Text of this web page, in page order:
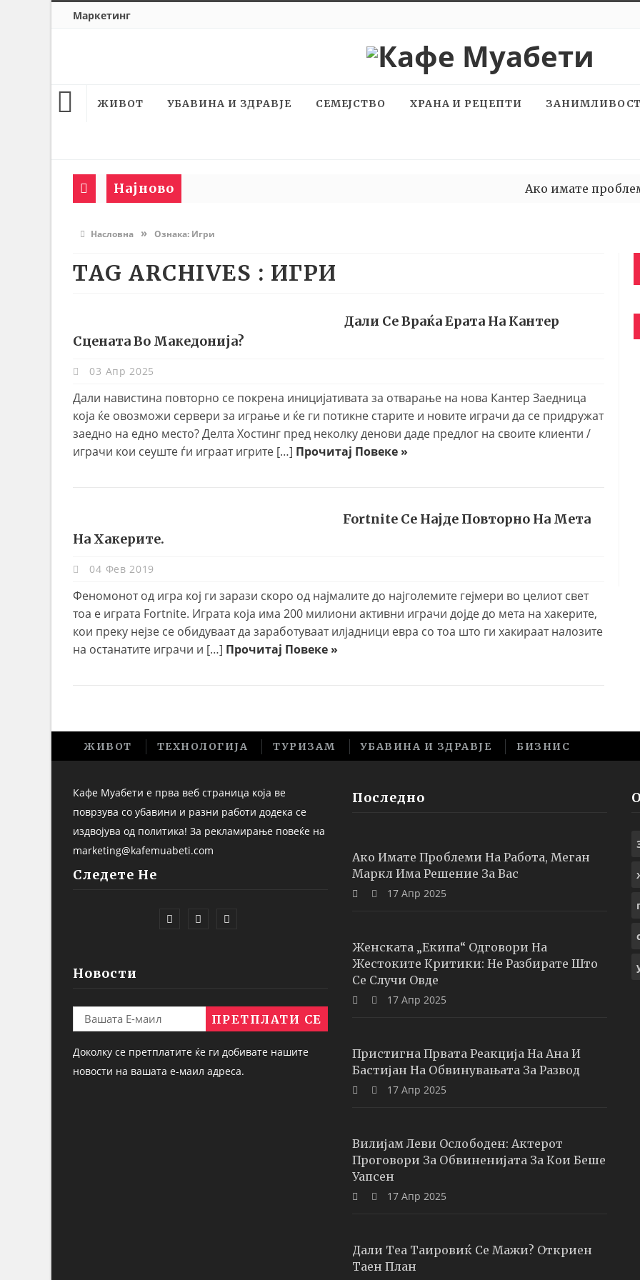
Маркетинг
ЖИВОТ УБАВИНА И ЗДРАВЈЕ СЕМЕЈСТВО ХРАНА И РЕЦЕПТИ
Најново Ако имате
Насловна » Ознака: Игри
TAG ARCHIVES : ИГРИ
Дали Се Враќа Ерата На Кантер
Сцената Во Македонија?
03 Апр 2025
Дали навистина повторно се покрена иницијативата за отварање на нова Кантер Заедница
која ќе овозможи сервери за играње и ќе ги потикне старите и новите играчи да се придружат
заедно на едно место? Делта Хостинг пред неколку денови даде предлог на своите клиенти /
играчи кои сеуште ѓи играат игрите […] Прочитај Повеке »
Fortnite Се Најде Повторно На Мета
На Хакерите.
04 Фев 2019
Феномонот од игра кој ги зарази скоро од најмалите до најголемите гејмери во целиот свет
тоа е играта Fortnite. Играта која има 200 милиони активни играчи дојде до мета на хакерите,
кои преку нејзе се обидуваат да заработуваат илјадници евра со тоа што ги хакираат налозите
на останатите играчи и […] Прочитај Повеке »
ЖИВОТ ТЕХНОЛОГИЈА ТУРИЗАМ УБАВИНА И ЗДРАВЈЕ БИЗНИС
Кафе Муабети е прва веб страница која ве
поврзува со убавини и разни работи додека се
издвојува од политика! За рекламирање повеќе на
marketing@kafemuabeti.com
Следете Не
Новости
Доколку се претплатите ќе ги добивате нашите
новости на вашата е-маил адреса.
Последно
Ако Имате Проблеми На Работа, Меган
Маркл Има Решение За Вас
17 Апр 2025
Женската „екипа“ Одговори На
Жестоките Критики: Не Разбирате Што
Се Случи Овде
17 Апр 2025
Пристигна Првата Реакција На Ана И
Бастијан На Обвинувањата За Развод
17 Апр 2025
Вилијам Леви Ослободен: Актерот
Проговори За Обвиненијата За Кои Беше
Уапсен
17 Апр 2025
Дали Теа Таировиќ Се Мажи? Откриен
Таен План